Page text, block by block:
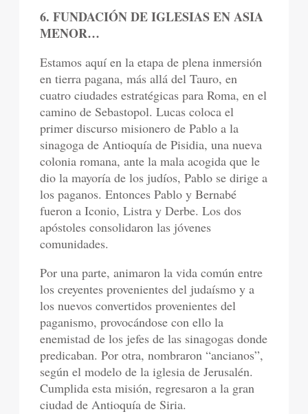
6. FUNDACIÓN DE IGLESIAS EN ASIA
MENOR…
Estamos aquí en la etapa de plena inmersión
en tierra pagana, más allá del Tauro, en
cuatro ciudades estratégicas para Roma, en el
camino de Sebastopol. Lucas coloca el
primer discurso misionero de Pablo a la
sinagoga de Antioquía de Pisidia, una nueva
colonia romana, ante la mala acogida que le
dio la mayoría de los judíos, Pablo se dirige a
los paganos. Entonces Pablo y Bernabé
fueron a Iconio, Listra y Derbe. Los dos
apóstoles consolidaron las jóvenes
comunidades.
Por una parte, animaron la vida común entre
los creyentes provenientes del judaísmo y a
los nuevos convertidos provenientes del
paganismo, provocándose con ello la
enemistad de los jefes de las sinagogas donde
predicaban. Por otra, nombraron “ancianos”,
según el modelo de la iglesia de Jerusalén.
Cumplida esta misión, regresaron a la gran
ciudad de Antioquía de Siria.